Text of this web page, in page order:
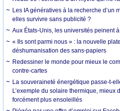
Les IA génératives à la recherche d’un
elles survivre sans publicité ?
Aux États-Unis, les universités peinent
« Ils sont parmi nous » : la nouvelle
déshumanisation des sans-papiers
Redessiner le monde pour mieux le
contre-cartes
La souveraineté énergétique passe-t-
L’exemple du solaire thermique, mieux
forcément plus ensoleillés